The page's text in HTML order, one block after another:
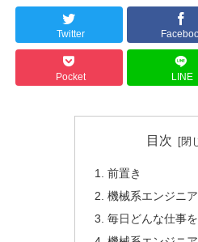
Twitter
Pocket LINE
目次
前置き
機械系エンジニ
毎日どんな仕事